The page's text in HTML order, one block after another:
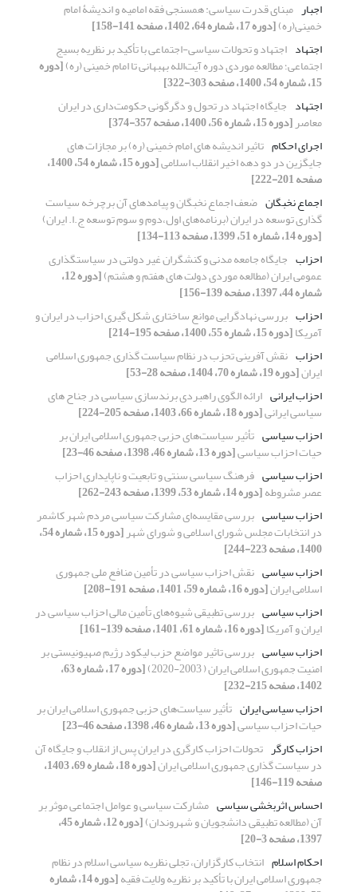
اجبار مبنای قدرت سیاسی: همسنجی فقه امامیه و اندیشۀ امام
خمینی(ره)[دوره 17، شماره 64، 1402، صفحه 141-158]
اجتهاد اجتهاد و تحولات سیاسی-اجتماعی با تأکید بر نظریه بسیج
اجتماعی؛ مطالعه موردی دوره آیت‌الله بهبهانی تا امام خمینی (ره)[دوره
15، شماره 54، 1400، صفحه 303-322]
اجتهاد جایگاه اجتهاد در تحول و دگرگونی حکومت‌داری در ایران
معاصر[دوره 15، شماره 56، 1400، صفحه 357-374]
اجرای احکام تاثیر اندیشه های امام خمینی (ره) بر مجازات های
جایگزین در دو دهه اخیر انقلاب اسلامی [دوره 15، شماره 54، 1400،
صفحه 201-222]
اجماع نخبگان ضعف اجماع نخبگان و پیامدهای آن برچرخه سیاست
گذاری توسعه در ایران (برنامه‌های اول،دوم و سوم توسعه ج.ا. ایران)
[دوره 14، شماره 51، 1399، صفحه 113-134]
احزاب جایگاه جامعه مدنی و کنشگران غیر دولتی در سیاستگذاری
عمومی ایران (مطالعه موردی دولت های هفتم و هشتم) [دوره 12،
شماره 44، 1397، صفحه 139-156]
احزاب بررسی نهادگرایی موانع ساختاری شکل گیری احزاب در ایران و
آمریکا[دوره 15، شماره 55، 1400، صفحه 195-214]
احزاب نقش آفرینی تحزب در نظام سیاست گذاری جمهوری اسلامی
ایران[دوره 19، شماره 70، 1404، صفحه 28-53]
احزاب ایرانی ارائه الگوی راهبردی برندسازی سیاسی در جناح های
سیاسی ایرانی[دوره 18، شماره 66، 1403، صفحه 205-224]
احزاب سیاسی تأثیر سیاست‌های حزبی جمهوری اسلامی ایران بر
حیات احزاب سیاسی[دوره 13، شماره 46، 1398، صفحه 46-23]
احزاب سیاسی فرهنگ سیاسی سنتی و تابعیت و ناپایداری احزاب
عصر مشروطه[دوره 14، شماره 53، 1399، صفحه 243-262]
احزاب سیاسی بررسی مقایسه‌ای مشارکت سیاسی مردم شهر کاشمر
در انتخابات مجلس شورای اسلامی و شورای شهر [دوره 15، شماره 54،
1400، صفحه 223-244]
احزاب سیاسی نقش احزاب سیاسی در تأمین منافع ملی جمهوری
اسلامی ایران[دوره 16، شماره 59، 1401، صفحه 191-208]
احزاب سیاسی بررسی تطبیقی شیوه‌های تأمین مالی احزاب سیاسی در
ایران و آمریکا[دوره 16، شماره 61، 1401، صفحه 139-161]
احزاب سیاسی بررسی تاثیر مواضع حزب لیکود رژیم صهیونیستی بر
امنیت جمهوری اسلامی ایران ( 2003-2020) [دوره 17، شماره 63،
1402، صفحه 215-232]
احزاب سیاسی ایران تأثیر سیاست‌های حزبی جمهوری اسلامی ایران بر
حیات احزاب سیاسی[دوره 13، شماره 46، 1398، صفحه 46-23]
احزاب کارگر تحولات احزاب کارگری در ایران پس از انقلاب و جایگاه آن
در سیاست گذاری جمهوری اسلامی ایران [دوره 18، شماره 69، 1403،
صفحه 119-146]
احساس اثربخشی سیاسی مشارکت سیاسی و عوامل اجتماعی موثر بر
آن (مطالعه تطبیقی دانشجویان و شهروندان) [دوره 12، شماره 45،
1397، صفحه 3-20]
احکام اسلام انتخاب کارگزاران، تجلی نظریه سیاسی اسلام در نظام
جمهوری اسلامی ایران با تأکید بر نظریه ولایت فقیه [دوره 14، شماره